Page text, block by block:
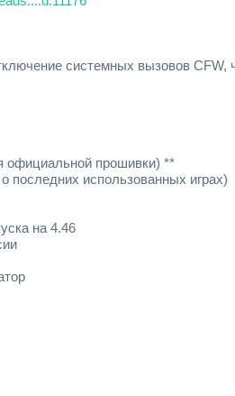
системных вызовов
официальной прошивки) **
последних использованных играх)
на 4.46